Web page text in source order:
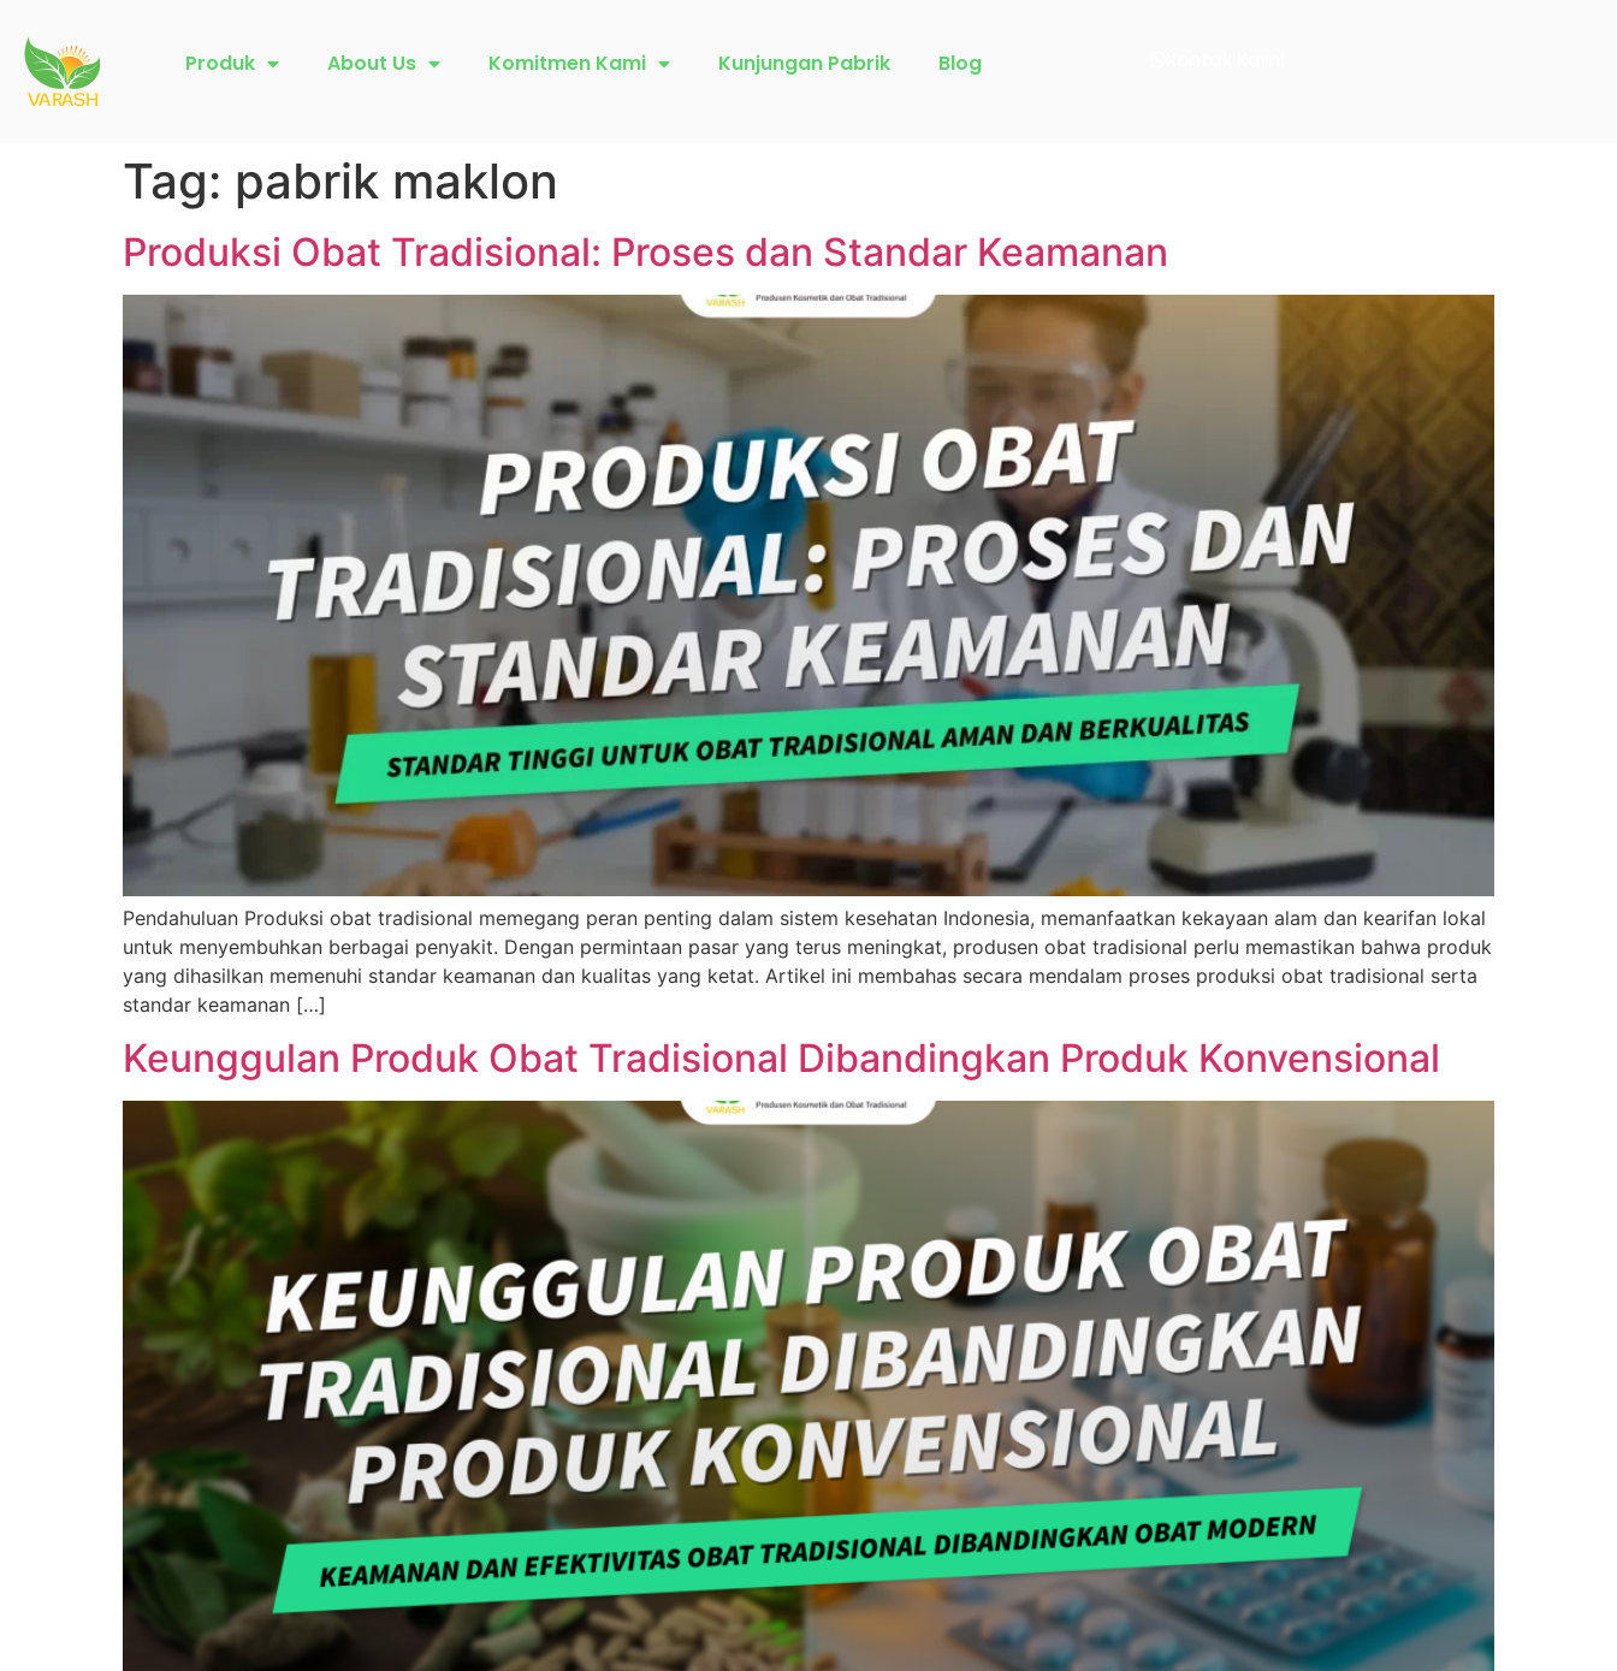
Produk About Us Komitmen Kami Kunjungan Pabrik Blog
Tag: pabrik maklon
Produksi Obat Tradisional: Proses dan Standar Keamanan
Pendahuluan Produksi obat tradisional memegang peran penting dalam sistem kesehatan Indonesia, memanfaatkan kekayaan alam dan kearifan lokal
untuk menyembuhkan berbagai penyakit. Dengan permintaan pasar yang terus meningkat, produsen obat tradisional perlu memastikan bahwa produk
yang dihasilkan memenuhi standar keamanan dan kualitas yang ketat. Artikel ini membahas secara mendalam proses produksi obat tradisional serta
standar keamanan […]
Keunggulan Produk Obat Tradisional Dibandingkan Produk Konvensional